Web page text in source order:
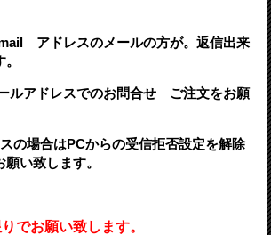
アドレスのメールの方が。 返信出来
ルアドレスでのお問合せ ご注文をお願
の場合はPCからの受信拒否設定を解除
い致します。
でお願い致します。